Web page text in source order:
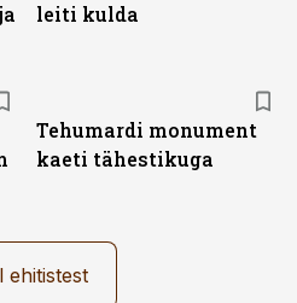
leiti kulda
Tehumardi monument
kaeti tähestikuga
ehitistest